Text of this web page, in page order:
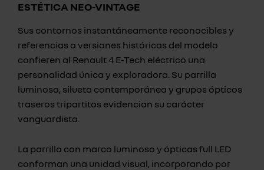
ESTÉTICA NEO-VINTAGE
Sus contornos instantáneamente reconocibles y
referencias a versiones históricas del modelo
confieren al Renault 4 E-Tech eléctrico una
personalidad única y exploradora. Su parrilla
luminosa, silueta contemporánea y grupos ópticos
traseros tripartitos evidencian su carácter
vanguardista.
La parrilla con marco luminoso y ópticas full LED
conforman una unidad visual, incorporando por